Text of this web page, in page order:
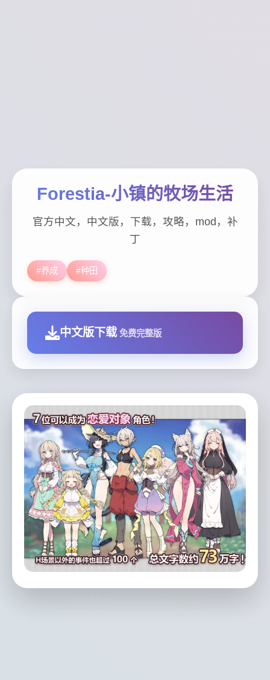
Forestia-小镇的牧场生活
官方中文，中文版，下载，攻略，mod，补
丁
#养成 #种田
中文版下载 免费完整版